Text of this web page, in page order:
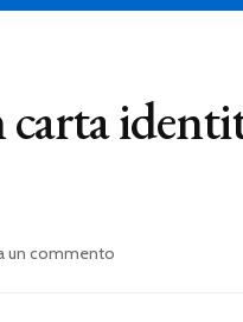
un commento